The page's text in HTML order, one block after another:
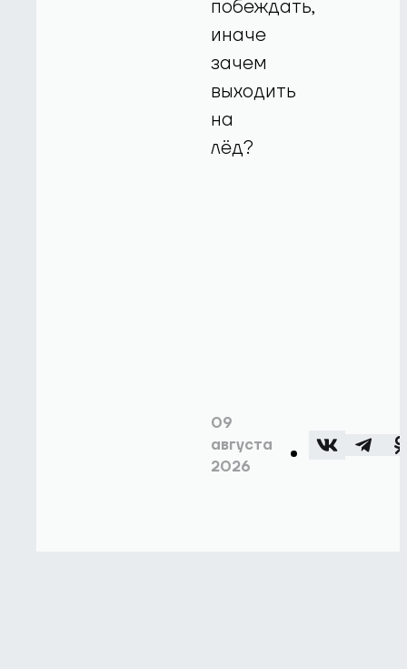
побеждать,
иначе
зачем
выходить
на
лёд?
09
августа
2026